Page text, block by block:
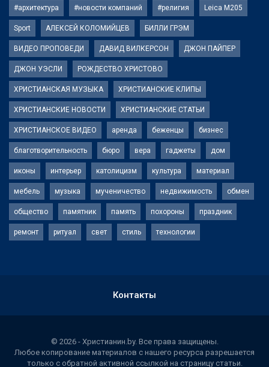
#архитектура #новости компаний #религия Leica M205
Sport АЛЕКСЕЙ КОЛОМИЙЦЕВ БИЛЛИ ГРЭМ
ВИДЕО ПРОПОВЕДИ ДАВИД ВИЛКЕРСОН ДЖОН ПАЙПЕР
ДЖОН УЭСЛИ РОЖДЕСТВО ХРИСТОВО
ХРИСТИАНСКАЯ МУЗЫКА ХРИСТИАНСКИЕ КЛИПЫ
ХРИСТИАНСКИЕ НОВОСТИ ХРИСТИАНСКИЕ СТАТЬИ
ХРИСТИАНСКОЕ ВИДЕО аренда беженцы бизнес
благотворительность бюро вера гаджеты дом
иконы интерьер католицизм культура материал
мебель музыка мученичество недвижимость обмен
общество памятник память похороны праздник
ремонт ритуал свет стиль технологии
Контакты
© 2026 - Христианин.by. Все права защищены.
Любое копирование материалов с нашего ресурса разрешается
только с обратной активной ссылкой на страницу статьи.